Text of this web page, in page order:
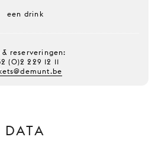
een drink
& reserveringen:
(0)2 229 12 11
DATA